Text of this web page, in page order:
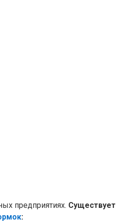
предприятиях. Существует
: